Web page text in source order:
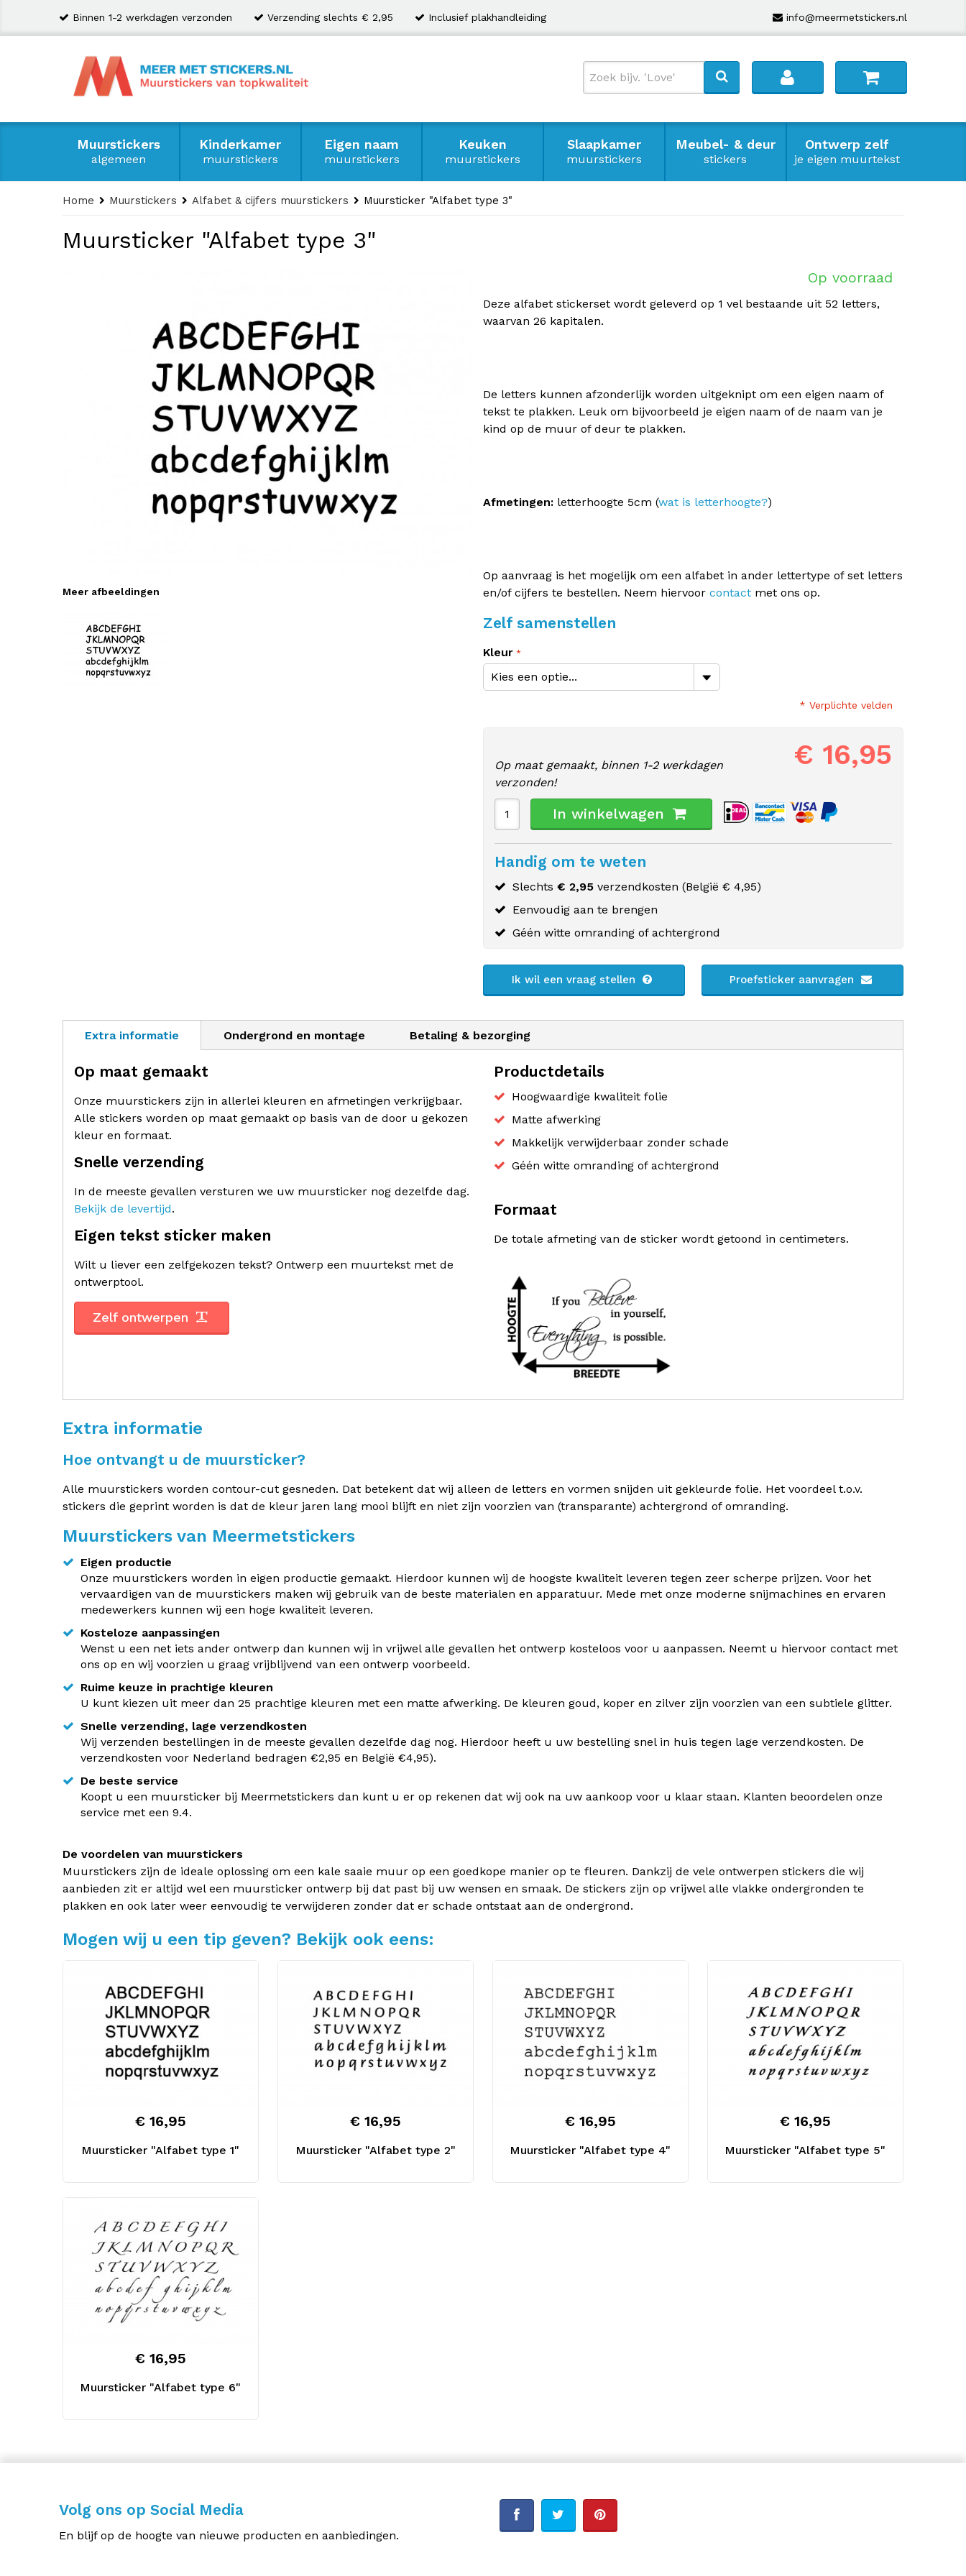
info@meermetstickers.nl
Binnen 1-2 werkdagen verzonden Verzending slechts € 2,95 Inclusief plakhandleiding
Muurstickers
algemeen
Kinderkamer
muurstickers
Eigen naam
muurstickers
Keuken
muurstickers
Slaapkamer
muurstickers
Meubel- & deur
stickers
Ontwerp zelf
je eigen muurtekst
Home Muurstickers Alfabet & cijfers muurstickers Muursticker "Alfabet type 3"
Muursticker "Alfabet type 3"
Meer afbeeldingen
Op voorraad
Deze alfabet stickerset wordt geleverd op 1 vel bestaande uit 52 letters,
waarvan 26 kapitalen.
De letters kunnen afzonderlijk worden uitgeknipt om een eigen naam of
tekst te plakken. Leuk om bijvoorbeeld je eigen naam of de naam van je
kind op de muur of deur te plakken.
Afmetingen: letterhoogte 5cm (wat is letterhoogte?)
Op aanvraag is het mogelijk om een alfabet in ander lettertype of set letters
en/of cijfers te bestellen. Neem hiervoor contact met ons op.
Zelf samenstellen
Kleur
* Verplichte velden
€ 16,95
Op maat gemaakt, binnen 1-2 werkdagen
verzonden!
In winkelwagen
Handig om te weten
Slechts € 2,95 verzendkosten (België € 4,95)
Eenvoudig aan te brengen
Géén witte omranding of achtergrond
Ik wil een vraag stellen Proefsticker aanvragen
Extra informatie Ondergrond en montage Betaling & bezorging
Op maat gemaakt
Onze muurstickers zijn in allerlei kleuren en afmetingen verkrijgbaar.
Alle stickers worden op maat gemaakt op basis van de door u gekozen
kleur en formaat.
Snelle verzending
In de meeste gevallen versturen we uw muursticker nog dezelfde dag.
Bekijk de levertijd.
Eigen tekst sticker maken
Wilt u liever een zelfgekozen tekst? Ontwerp een muurtekst met de
ontwerptool.
Zelf ontwerpen
Productdetails
Hoogwaardige kwaliteit folie
Matte afwerking
Makkelijk verwijderbaar zonder schade
Géén witte omranding of achtergrond
Formaat
De totale afmeting van de sticker wordt getoond in centimeters.
Extra informatie
Hoe ontvangt u de muursticker?
Alle muurstickers worden contour-cut gesneden. Dat betekent dat wij alleen de letters en vormen snijden uit gekleurde folie. Het voordeel t.o.v.
stickers die geprint worden is dat de kleur jaren lang mooi blijft en niet zijn voorzien van (transparante) achtergrond of omranding.
Muurstickers van Meermetstickers
Eigen productie
Onze muurstickers worden in eigen productie gemaakt. Hierdoor kunnen wij de hoogste kwaliteit leveren tegen zeer scherpe prijzen. Voor het
vervaardigen van de muurstickers maken wij gebruik van de beste materialen en apparatuur. Mede met onze moderne snijmachines en ervaren
medewerkers kunnen wij een hoge kwaliteit leveren.
Kosteloze aanpassingen
Wenst u een net iets ander ontwerp dan kunnen wij in vrijwel alle gevallen het ontwerp kosteloos voor u aanpassen. Neemt u hiervoor contact met
ons op en wij voorzien u graag vrijblijvend van een ontwerp voorbeeld.
Ruime keuze in prachtige kleuren
U kunt kiezen uit meer dan 25 prachtige kleuren met een matte afwerking. De kleuren goud, koper en zilver zijn voorzien van een subtiele glitter.
Snelle verzending, lage verzendkosten
Wij verzenden bestellingen in de meeste gevallen dezelfde dag nog. Hierdoor heeft u uw bestelling snel in huis tegen lage verzendkosten. De
verzendkosten voor Nederland bedragen €2,95 en België €4,95).
De beste service
Koopt u een muursticker bij Meermetstickers dan kunt u er op rekenen dat wij ook na uw aankoop voor u klaar staan. Klanten beoordelen onze
service met een 9.4.
De voordelen van muurstickers
Muurstickers zijn de ideale oplossing om een kale saaie muur op een goedkope manier op te fleuren. Dankzij de vele ontwerpen stickers die wij
aanbieden zit er altijd wel een muursticker ontwerp bij dat past bij uw wensen en smaak. De stickers zijn op vrijwel alle vlakke ondergronden te
plakken en ook later weer eenvoudig te verwijderen zonder dat er schade ontstaat aan de ondergrond.
Mogen wij u een tip geven? Bekijk ook eens:
Muursticker "Alfabet type 1"
€ 16,95
Muursticker "Alfabet type 2"
€ 16,95
Muursticker "Alfabet type 4"
€ 16,95
Muursticker "Alfabet type 5"
€ 16,95
Muursticker "Alfabet type 6"
€ 16,95
Volg ons op Social Media
En blijf op de hoogte van nieuwe producten en aanbiedingen.